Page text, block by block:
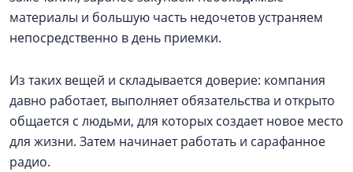
материалы и большую часть недочетов устраняем
непосредственно в день приемки.
Из таких вещей и складывается доверие: компания
давно работает, выполняет обязательства и открыто
общается с людьми, для которых создает новое место
для жизни. Затем начинает работать и сарафанное
радио.